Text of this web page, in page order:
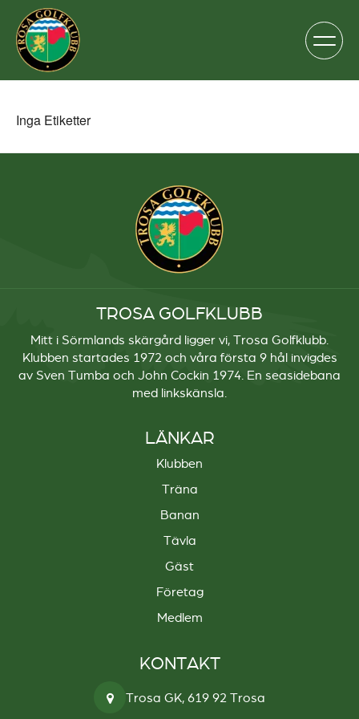
Inga Etiketter
TROSA GOLFKLUBB
Mitt i Sörmlands skärgård ligger vi, Trosa Golfklubb.
Klubben startades 1972 och våra första 9 hål invigdes
av Sven Tumba och John Cockin 1974. En seasidebana
med linkskänsla.
LÄNKAR
Klubben
Träna
Banan
Tävla
Gäst
Företag
Medlem
KONTAKT
Trosa GK, 619 92 Trosa